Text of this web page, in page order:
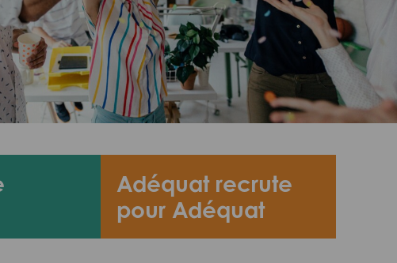
Adéquat recrute
pour Adéquat